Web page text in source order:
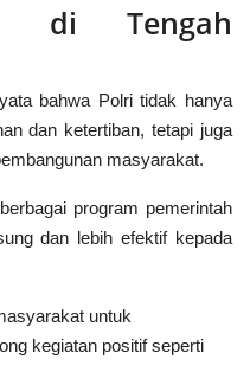
di Tengah
bahwa Polri tidak hanya
dan ketertiban, tetapi juga
masyarakat.
program pemerintah
dan lebih efektif kepada
untuk
kegiatan positif seperti